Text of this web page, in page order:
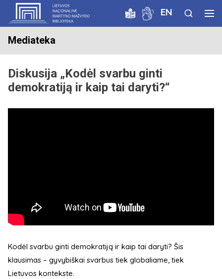
EN
Mediateka
Diskusija „Kodėl svarbu ginti
demokratiją ir kaip tai daryti?“
Kodėl svarbu ginti demokratiją ir kaip tai daryti? Šis
klausimas – gyvybiškai svarbus tiek globaliame, tiek
Lietuvos kontekste.